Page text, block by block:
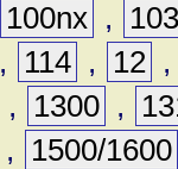
100nx ,
, 114 , 12
, 1300 ,
,
1500/1600